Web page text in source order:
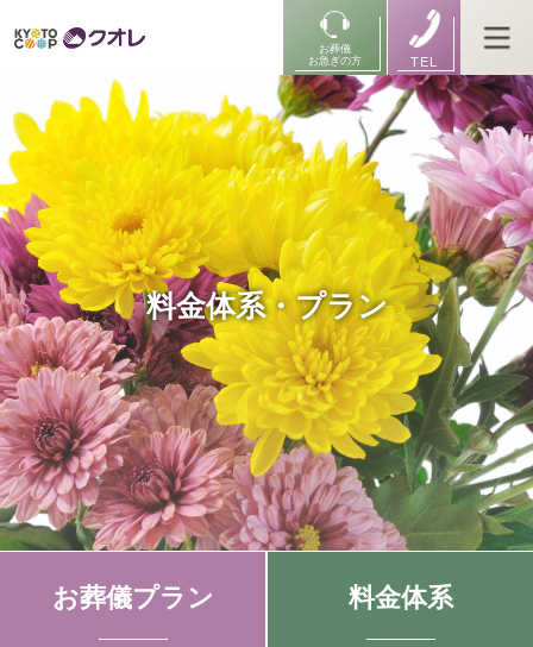
お葬儀
お急ぎの方 TEL
料金体系・プラン
お葬儀プラン 料金体系